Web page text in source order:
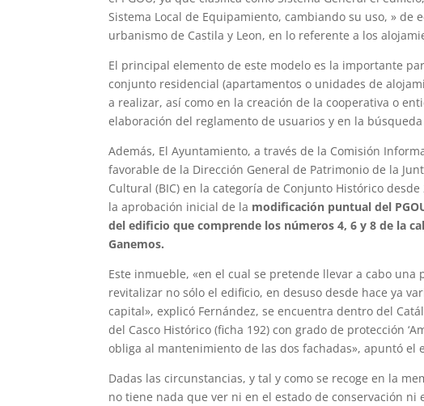
Sistema Local de Equipamiento, cambiando su uso, » de
urbanismo de Castila y Leon, en lo referente a los
El principal elemento de este modelo es la importante
conjunto residencial (apartamentos o unidades de
a realizar, así como en la creación de la cooperativa o
elaboración del reglamento de usuarios y en la
Además, El Ayuntamiento, a través de la Comisión
favorable de la Dirección General de Patrimonio de la
Cultural (BIC) en la categoría de Conjunto Histórico
la aprobación inicial de la modificación puntual del
del edificio que comprende los números 4, 6 y 8 de la
Ganemos.
Este inmueble, «en el cual se pretende llevar a cabo
revitalizar no sólo el edificio, en desuso desde hace ya
capital», explicó Fernández, se encuentra dentro del
del Casco Histórico (ficha 192) con grado de protección
obliga al mantenimiento de las dos fachadas», apuntó el
Dadas las circunstancias, y tal y como se recoge en la
no tiene nada que ver ni en el estado de conservación